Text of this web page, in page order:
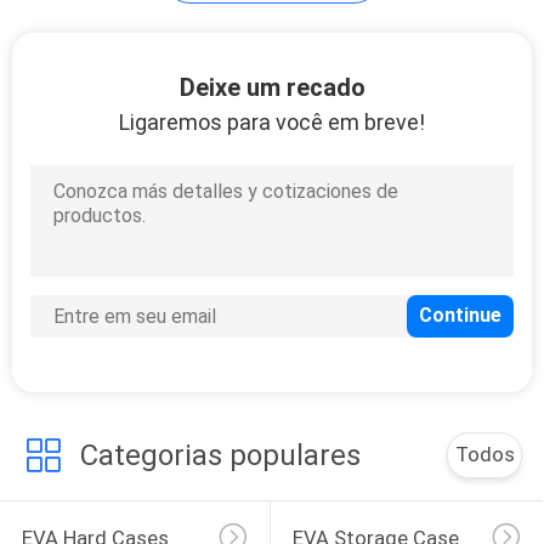
Sacos do banco do
zíper
arti'culo de tocador
23
Deixe um recado
Ligaremos para você em breve!
Categorias populares Todos
EVA Hard Cases EVA Storage Case